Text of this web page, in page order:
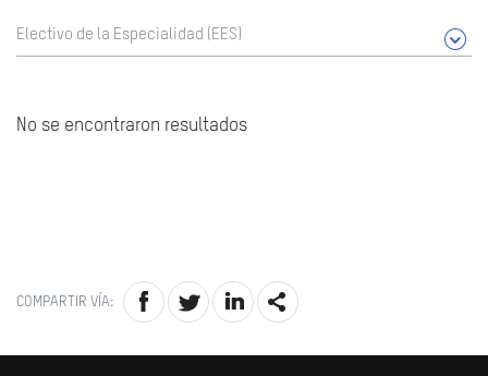
Electivo de la Especialidad (EES)
No se encontraron resultados
COMPARTIR VÍA: